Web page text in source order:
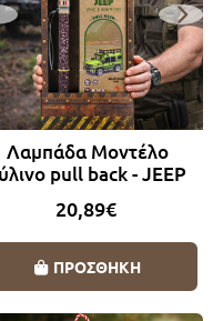
Λαμπάδα Μοντέλο
pull back - JEEP
20,89€
ΠΡΟΣΘΗΚΗ